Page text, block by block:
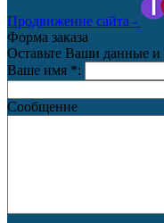
Продвижение сайта -
Форма заказа
Оставьте Ваши данные
Ваше имя *:
Сообщение